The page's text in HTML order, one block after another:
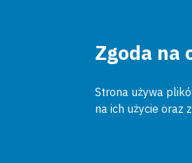
Zgoda na
Strona używa
na ich użycie oraz